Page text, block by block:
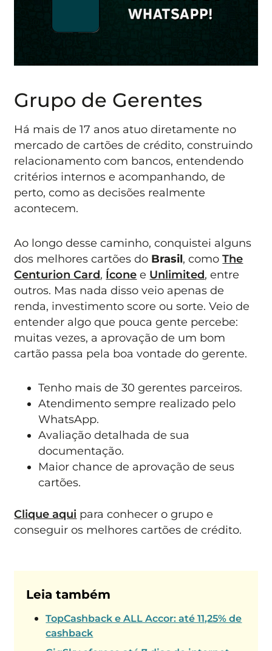
Grupo de Gerentes
Há mais de 17 anos atuo diretamente no
mercado de cartões de crédito, construindo
relacionamento com bancos, entendendo
critérios internos e acompanhando, de
perto, como as decisões realmente
acontecem.
Ao longo desse caminho, conquistei alguns
dos melhores cartões do Brasil, comoThe
Centurion Card, Ícone e Unlimited, entre
outros. Mas nada disso veio apenas de
renda, investimento score ou sorte. Veio de
entender algo que pouca gente percebe:
muitas vezes, a aprovação de um bom
cartão passa pela boa vontade do gerente.
Tenho mais de 30 gerentes parceiros.
Atendimento sempre realizado pelo
WhatsApp.
Avaliação detalhada de sua
documentação.
Maior chance de aprovação de seus
cartões.
Clique aqui para conhecer o grupo e
conseguir os melhores cartões de crédito.
Leia também
TopCashback e ALL Accor: até 11,25% de
cashback